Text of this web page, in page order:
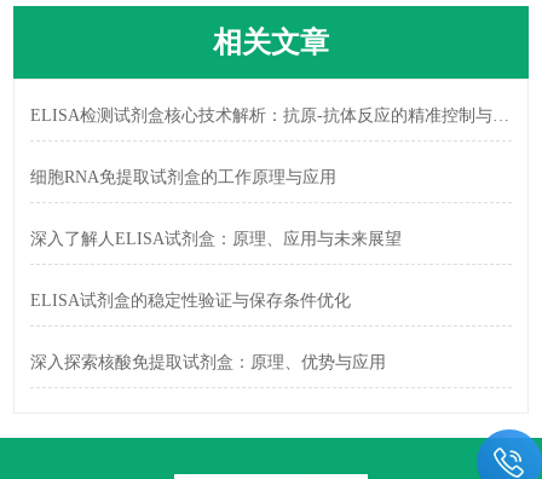
相关文章
ELISA检测试剂盒核心技术解析：抗原-抗体反应的精准控制与信号放大策略
细胞RNA免提取试剂盒的工作原理与应用
深入了解人ELISA试剂盒：原理、应用与未来展望
ELISA试剂盒的稳定性验证与保存条件优化
深入探索核酸免提取试剂盒：原理、优势与应用